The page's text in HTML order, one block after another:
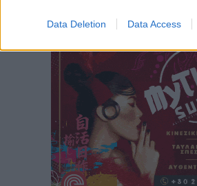
Data Deletion Data Access
Τοπικές Ειδήσεις• πριν 5 ώρες
Ο γεωεντοπισμός μέσω 112
στη Ρόδο
Τοπικές Ειδήσεις πριν 5 ώρες
Σύμη: Ανασύρθηκε σορός άνδρα –
ο 8ος Γερμανός που αγνοούνταν
ιστιοφόρου